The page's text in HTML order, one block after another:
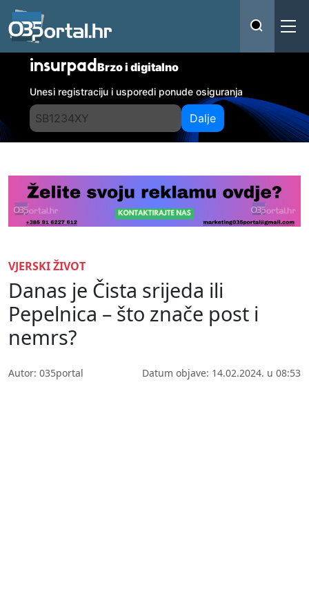
insurpadBrzo i digitalno
Unesi registraciju i usporedi ponude osiguranja
Dalje
VJERSKI ŽIVOT
Danas je Čista srijeda ili
Pepelnica – što znače post i
nemrs?
Autor: 035portal Datum objave: 14.02.2024. u 08:53